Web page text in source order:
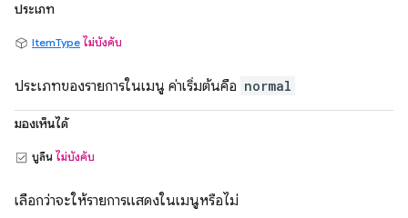
ประเภท
ItemType ไม่บังคับ
ประเภทของรายการในเมนู ค่าเริ่มต้นคือ normal
มองเห็นได้
บูลีน ไม่บังคับ
เลือกว่าจะให้รายการแสดงในเมนูหรือไม่